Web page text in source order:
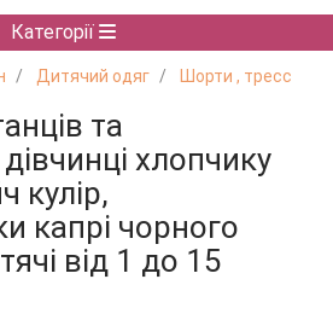
Категорії
Дитячий одяг Шорти , тресси ,
та
хлопчику
кулір,
капрі чорного
від 1 до 15